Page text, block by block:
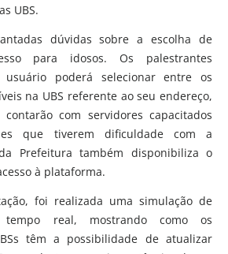
UBS.
dúvidas sobre a escolha de
para idosos. Os palestrantes
poderá selecionar entre os
na UBS referente ao seu endereço,
com servidores capacitados
que tiverem dificuldade com a
Prefeitura também disponibiliza o
à plataforma.
foi realizada uma simulação de
tempo real, mostrando como os
têm a possibilidade de atualizar